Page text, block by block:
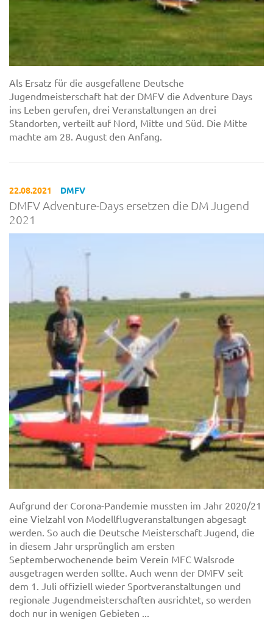
Als Ersatz für die ausgefallene Deutsche
Jugendmeisterschaft hat der DMFV die Adventure Days
ins Leben gerufen, drei Veranstaltungen an drei
Standorten, verteilt auf Nord, Mitte und Süd. Die Mitte
machte am 28. August den Anfang.
22.08.2021 DMFV
DMFV Adventure-Days ersetzen die DM Jugend
2021
Aufgrund der Corona-Pandemie mussten im Jahr 2020/21
eine Vielzahl von Modellflugveranstaltungen abgesagt
werden. So auch die Deutsche Meisterschaft Jugend, die
in diesem Jahr ursprünglich am ersten
Septemberwochenende beim Verein MFC Walsrode
ausgetragen werden sollte. Auch wenn der DMFV seit
dem 1. Juli offiziell wieder Sportveranstaltungen und
regionale Jugendmeisterschaften ausrichtet, so werden
doch nur in wenigen Gebieten ...